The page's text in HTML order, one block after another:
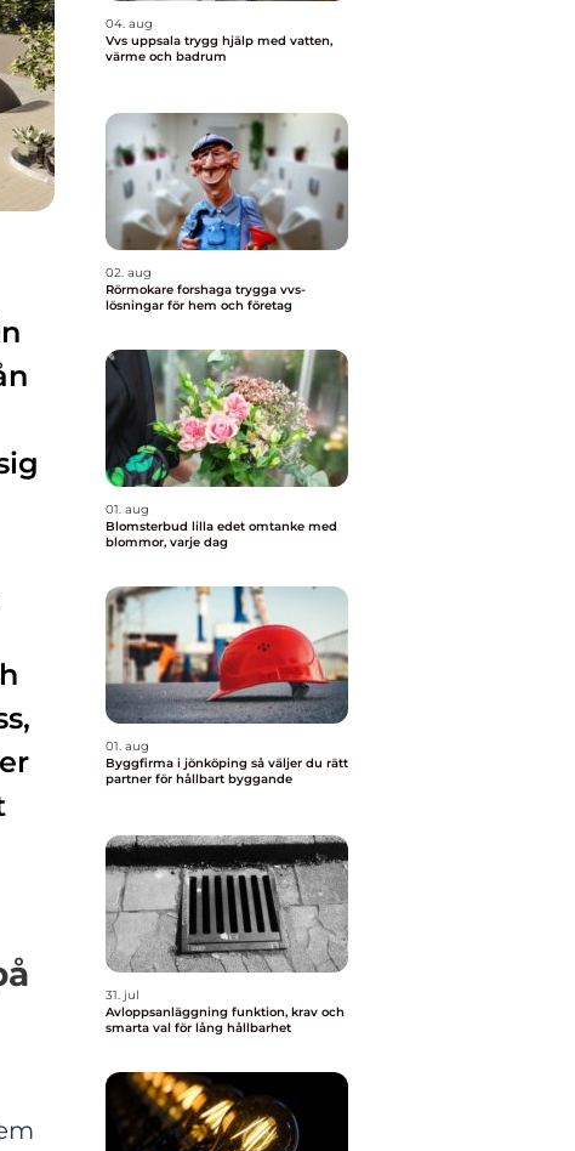
04. aug
Vvs uppsala trygg hjälp med vatten,
värme och badrum
02. aug
Rörmokare forshaga trygga vvs-
lösningar för hem och företag
01. aug
Blomsterbud lilla edet omtanke med
blommor, varje dag
01. aug
Byggfirma i jönköping så väljer du rätt
partner för hållbart byggande
31. jul
Avloppsanläggning funktion, krav och
smarta val för lång hållbarhet